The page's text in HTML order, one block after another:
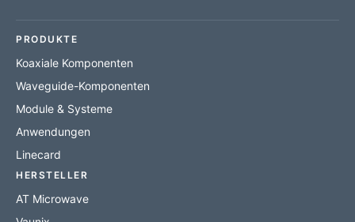
PRODUKTE
Koaxiale Komponenten
Waveguide-Komponenten
Module & Systeme
Anwendungen
Linecard
HERSTELLER
AT Microwave